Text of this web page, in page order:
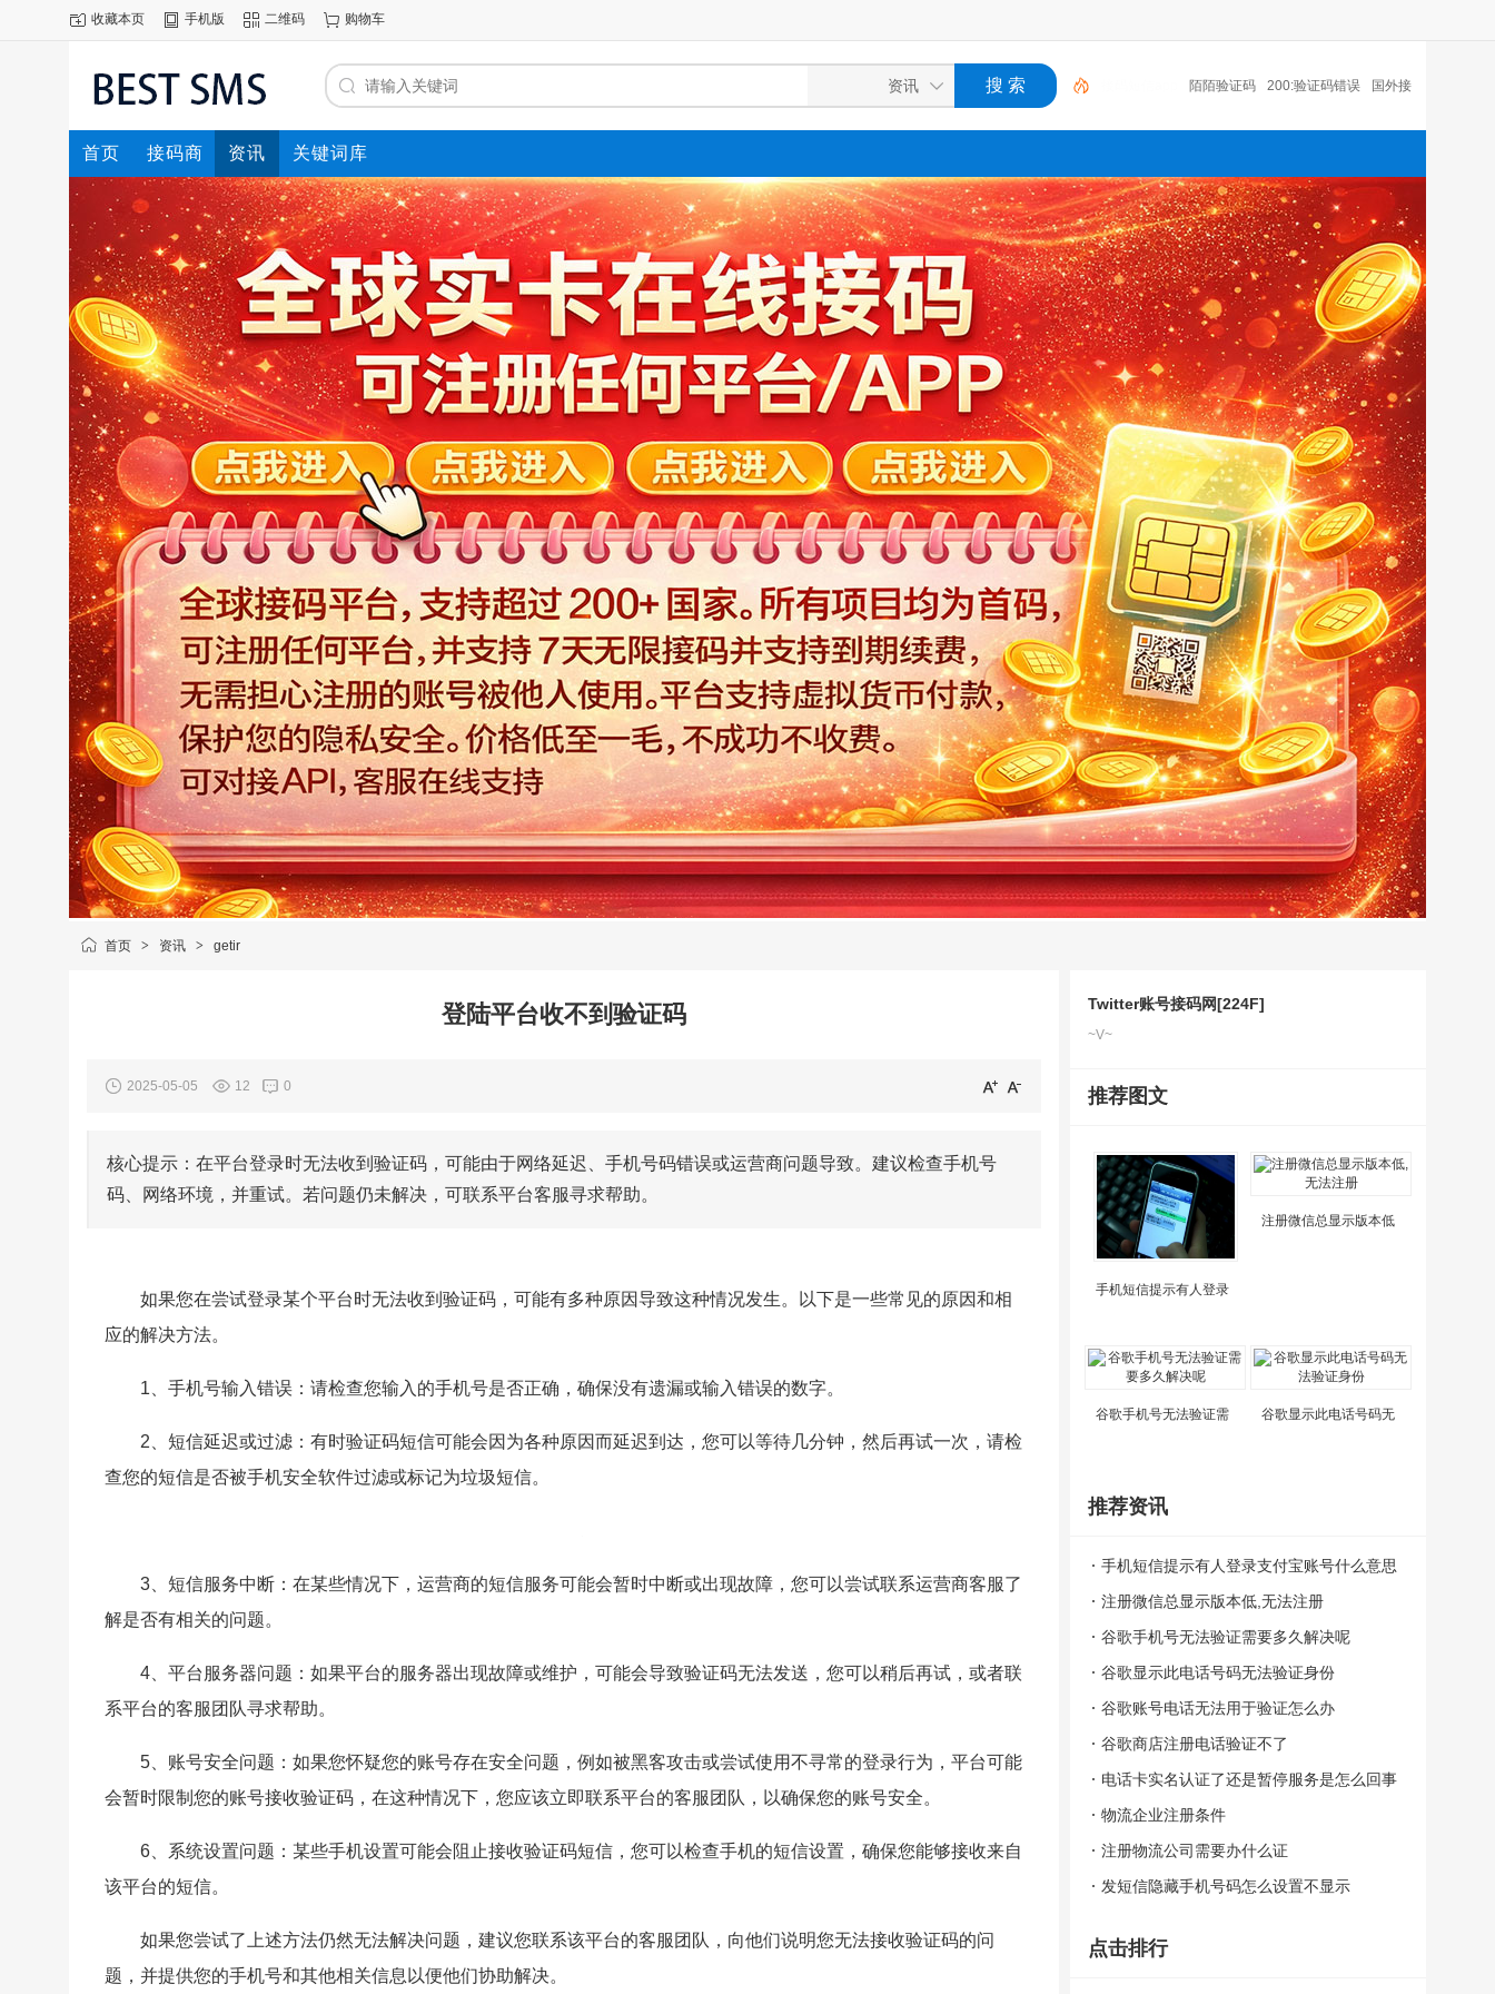
收藏本页 手机版 二维码 购物车
200:验证码错误 国外接码软件下载
接码短信平台注册抖音 老年机有没有验证码 语音
验证码收费吗 国外手机号接码网站 探探无法收到验
证码 云短信接码app 接码短信app
首页 接码商 资讯 关键词库
首页 > 资讯 > getir
登陆平台收不到验证码
2025-05-05 12 0
核心提示：在平台登录时无法收到验证码，可能由于网络延迟、手机号码错误或运营商问题导致。建议检查手机号
码、网络环境，并重试。若问题仍未解决，可联系平台客服寻求帮助。
如果您在尝试登录某个平台时无法收到验证码，可能有多种原因导致这种情况发生。以下是一些常见的原因和相
应的解决方法。
1、手机号输入错误：请检查您输入的手机号是否正确，确保没有遗漏或输入错误的数字。
2、短信延迟或过滤：有时验证码短信可能会因为各种原因而延迟到达，您可以等待几分钟，然后再试一次，请检
查您的短信是否被手机安全软件过滤或标记为垃圾短信。
3、短信服务中断：在某些情况下，运营商的短信服务可能会暂时中断或出现故障，您可以尝试联系运营商客服了
解是否有相关的问题。
4、平台服务器问题：如果平台的服务器出现故障或维护，可能会导致验证码无法发送，您可以稍后再试，或者联
系平台的客服团队寻求帮助。
5、账号安全问题：如果您怀疑您的账号存在安全问题，例如被黑客攻击或尝试使用不寻常的登录行为，平台可能
会暂时限制您的账号接收验证码，在这种情况下，您应该立即联系平台的客服团队，以确保您的账号安全。
6、系统设置问题：某些手机设置可能会阻止接收验证码短信，您可以检查手机的短信设置，确保您能够接收来自
该平台的短信。
如果您尝试了上述方法仍然无法解决问题，建议您联系该平台的客服团队，向他们说明您无法接收验证码的问
题，并提供您的手机号和其他相关信息以便他们协助解决。
Twitter账号接码网[224F]
~V~
推荐图文
手机短信提示有人登录
注册微信总显示版本低
谷歌手机号无法验证需 谷歌显示此电话号码无
推荐资讯
手机短信提示有人登录支付宝账号什么意思
啊
注册微信总显示版本低,无法注册
谷歌手机号无法验证需要多久解决呢
谷歌显示此电话号码无法验证身份
谷歌账号电话无法用于验证怎么办
谷歌商店注册电话验证不了
电话卡实名认证了还是暂停服务是怎么回事
啊
物流企业注册条件
注册物流公司需要办什么证
发短信隐藏手机号码怎么设置不显示
点击排行